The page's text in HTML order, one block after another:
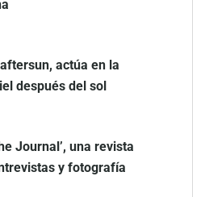
actúa en la
después del sol
Journal’, una revista
y fotografía